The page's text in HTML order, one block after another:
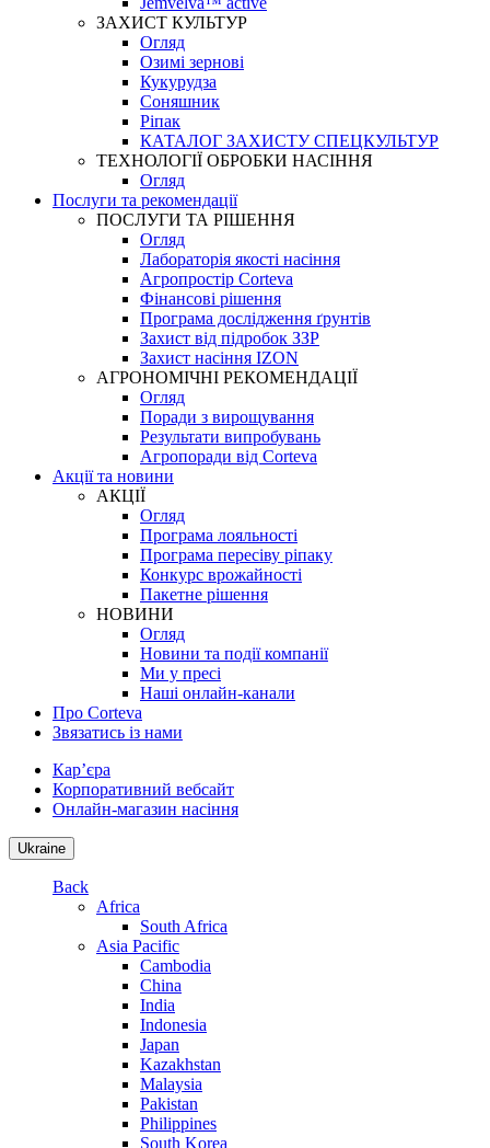
ЗАХИСТ КУЛЬТУР
Огляд
Озимі зернові
Кукурудза
Соняшник
Ріпак
КАТАЛОГ ЗАХИСТУ СПЕЦКУЛЬТУР
ТЕХНОЛОГІЇ ОБРОБКИ НАСІННЯ
Огляд
Послуги та рекомендації
ПОСЛУГИ ТА РІШЕННЯ
Огляд
Лабораторія якості насіння
Агропростір Corteva
Фінансові рішення
Програма дослідження ґрунтів
Захист від підробок ЗЗР
Захист насіння IZON
АГРОНОМІЧНІ РЕКОМЕНДАЦІЇ
Огляд
Поради з вирощування
Результати випробувань
Агропоради від Corteva
Акції та новини
АКЦІЇ
Огляд
Програма лояльності
Програма пересіву ріпаку
Конкурс врожайності
Пакетне рішення
НОВИНИ
Огляд
Новини та події компанії
Ми у пресі
Наші онлайн-канали
Про Corteva
Звязатись із нами
Кар’єра
Корпоративний вебсайт
Онлайн-магазин насіння
Ukraine
Back
Africa
South Africa
Asia Pacific
Cambodia
China
India
Indonesia
Japan
Kazakhstan
Malaysia
Pakistan
Philippines
South Korea